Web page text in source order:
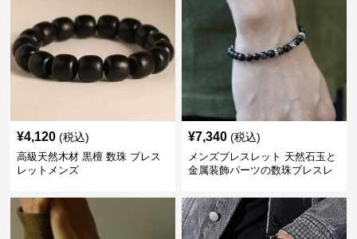
¥4,120 (税込)
高級天然木材 黒檀 数珠 ブレス
レットメンズ
¥7,340 (税込)
メンズブレスレット 天然石玉と
金属装飾パーツの数珠ブレスレ